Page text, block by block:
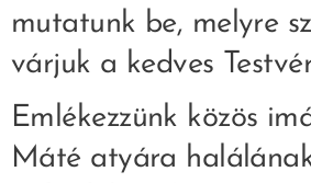
mutatunk be, melyre
várjuk a kedves
Emlékezzünk közös
Máté atyára